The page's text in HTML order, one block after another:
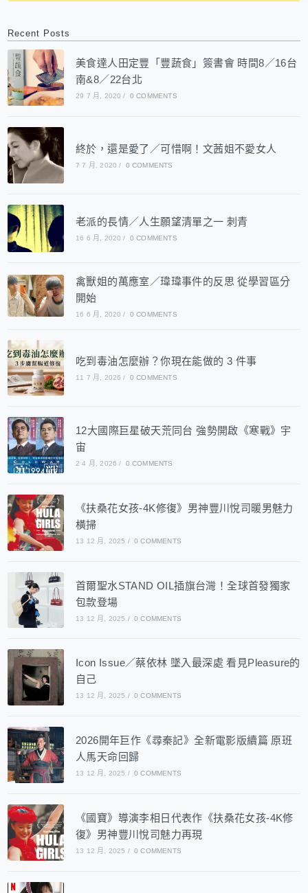
Recent Posts
美食達人田定豐「豐蔬食」簽書會 時間8／16台
南&8／22台北
29 7 月, 2020 / 0 COMMENTS
終於，還是愛了／可惜啊！文茜姐不愛女人
7 7 月, 2020 / 0 COMMENTS
老派的長情／人生願望清單之一 刺青
16 6 月, 2020 / 0 COMMENTS
禽獸姐的萬應室／瑋瑋事件的反思 從學習區分
開始
16 6 月, 2020 / 0 COMMENTS
吃到毒油怎麼辦？你現在能做的 3 件事
11 7 月, 2026 / 0 COMMENTS
12大國際巨星破天荒同台 強勢開啟《寒戰》宇
宙
2 4 月, 2026 / 0 COMMENTS
《扶桑花女孩-4K修復》男神豐川悅司暖男魅力
橫掃
13 12 月, 2025 / 0 COMMENTS
首爾聖水STAND OIL插旗台灣！全球首發獨家
包款登場
13 12 月, 2025 / 0 COMMENTS
Icon Issue／蔡依林 墜入最深處 看見Pleasure的
自己
13 12 月, 2025 / 0 COMMENTS
2026開年巨作《尋秦記》全新電影版續篇 原班
人馬天命回歸
13 12 月, 2025 / 0 COMMENTS
《國寶》導演李相日代表作《扶桑花女孩-4K修
復》男神豐川悅司魅力再現
13 12 月, 2025 / 0 COMMENTS